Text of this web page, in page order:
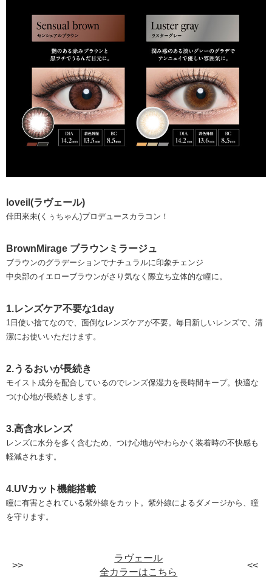
loveil(ラヴェール)
倖田來未(くぅちゃん)プロデュースカラコン！
BrownMirage ブラウンミラージュ
ブラウンのグラデーションでナチュラルに印象チェンジ
中央部のイエローブラウンがさり気なく際立ち立体的な瞳に。
1.レンズケア不要な1day
1日使い捨てなので、面倒なレンズケアが不要。毎日新しいレンズで、清
潔にお使いいただけます。
2.うるおいが長続き
モイスト成分を配合しているのでレンズ保湿力を長時間キープ。快適な
つけ心地が長続きします。
3.高含水レンズ
レンズに水分を多く含むため、つけ心地がやわらかく装着時の不快感も
軽減されます。
4.UVカット機能搭載
瞳に有害とされている紫外線をカット。紫外線によるダメージから、瞳
を守ります。
ラヴェール
全カラーはこちら